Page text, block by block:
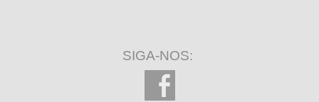
SIGA-NOS: